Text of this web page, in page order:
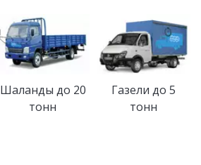
Шаланды до 20
тонн
Газели до 5
тонн